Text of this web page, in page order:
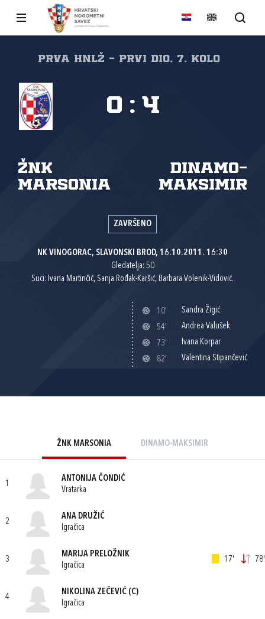
Prva HNLŽ - Prvi dio, 7. kolo
ŽNK
Marsonia
Dinamo-
Maksimir
0 : 4
ZAVRŠENO
NK VINOGORAC, SLAVONSKI BROD, 16.10.2011. 16:30
Gledatelja: 50
Suci: Ivana Martinčić, Sanja Rođak-Karšić, Barbara Volenik-Vidović.
10'
Sandra Žigić
54'
Andrea Valušek
73'
Ivana Korpar
82'
Valentina Stipančević
ŽNK MARSONIA DINAMO-MAKSIMIR
1
ANTONIJA ČONDIĆ
Vratarka
2
ANA DRUŽIĆ
Igračica
3
MARIJA PRELOŽNIK
Igračica
17' 78'
4
NIKOLINA ZEČEVIĆ (C)
Igračica